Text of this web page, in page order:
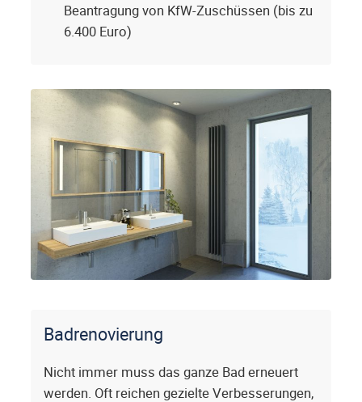
Beantragung von KfW-Zuschüssen (bis zu
6.400 Euro)
Badrenovierung
Nicht immer muss das ganze Bad erneuert
werden. Oft reichen gezielte Verbesserungen,